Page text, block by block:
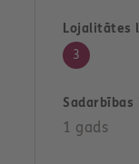
3
1 gads